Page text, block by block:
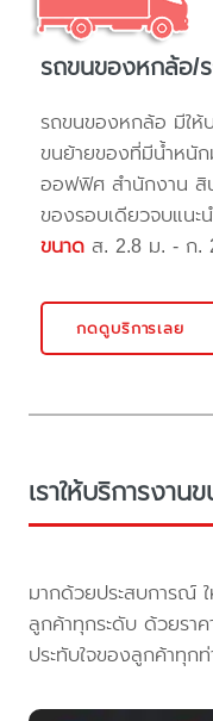
รถขนของหกล้อ/
รถขนของหกล้อ มีให้
ขนย้ายของที่มีน้ำหนัก
ออฟฟิศ สำนักงาน สิ
ของรอบเดียวจบแนะ
ขนาด ส. 2.8 ม. - ก.
กดดูบริการเลย
เราให้บริการงา
มากด้วยประสบการณ์
ลูกค้าทุกระดับ ด้วยรา
ประทับใจของลูกค้าทุก